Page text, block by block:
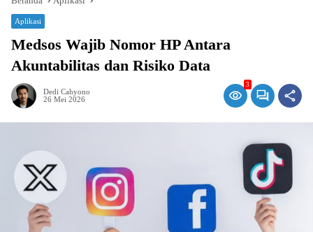
Aplikasi
Medsos Wajib Nomor HP Antara
Akuntabilitas dan Risiko Data
Dedi Cahyono
26 Mei 2026
3